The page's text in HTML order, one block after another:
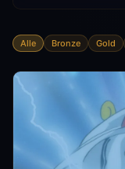
Alle Bronze Gold